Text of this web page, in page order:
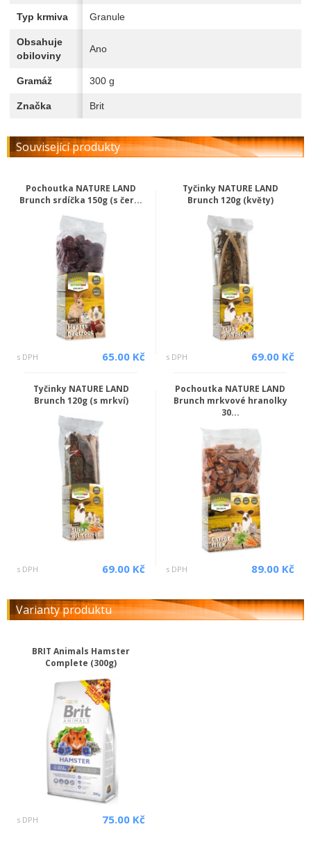
Typ krmiva Granule
Obsahuje
obiloviny
Ano
Gramáž 300 g
Značka Brit
Související produkty
Pochoutka NATURE LAND
Brunch srdíčka 150g (s čer...
s DPH 65.00 Kč
Tyčinky NATURE LAND
Brunch 120g (květy)
s DPH 69.00 Kč
Tyčinky NATURE LAND
Brunch 120g (s mrkví)
s DPH 69.00 Kč
Pochoutka NATURE LAND
Brunch mrkvové hranolky
30...
s DPH 89.00 Kč
Varianty produktu
BRIT Animals Hamster
Complete (300g)
s DPH 75.00 Kč